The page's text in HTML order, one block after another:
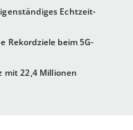
Echtzeit-
Rekordziele beim 5G-
mit 22,4 Millionen